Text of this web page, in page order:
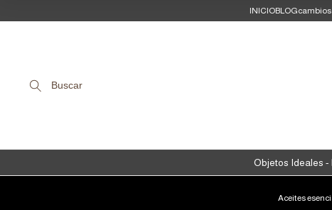
INICIOBLOG
Buscar
Objetos Ideales -
Aceites